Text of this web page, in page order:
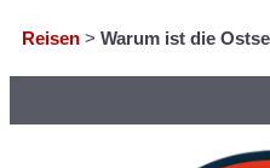
Reisen > Warum ist die